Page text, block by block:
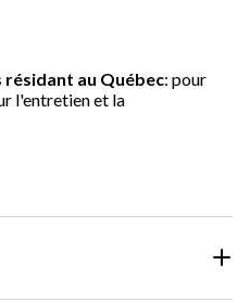
au Québec: pour
l'entretien et la